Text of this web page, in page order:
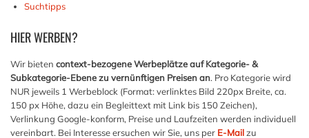
Suchtipps
HIERWERBEN?
Wir bieten context-bezogene Werbeplätze auf Kategorie- &
Subkategorie-Ebene zu vernünftigen Preisen an. Pro Kategorie wird
NUR jeweils 1 Werbeblock (Format: verlinktes Bild 220px Breite, ca.
150 px Höhe, dazu ein Begleittext mit Link bis 150 Zeichen),
Verlinkung Google-konform, Preise und Laufzeiten werden individuell
vereinbart. Bei Interesse ersuchen wir Sie, uns per E-Mailzu